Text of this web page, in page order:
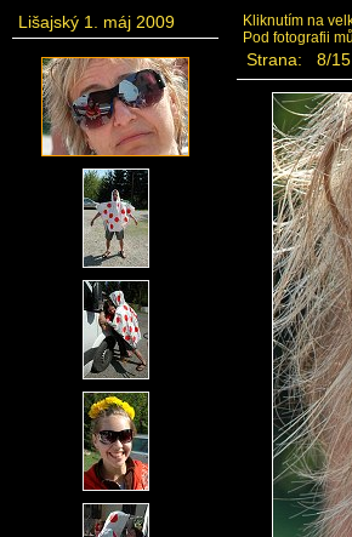
Lišajský 1. máj 2009
Kliknutím na
Pod fotografii
Strana: 8/15